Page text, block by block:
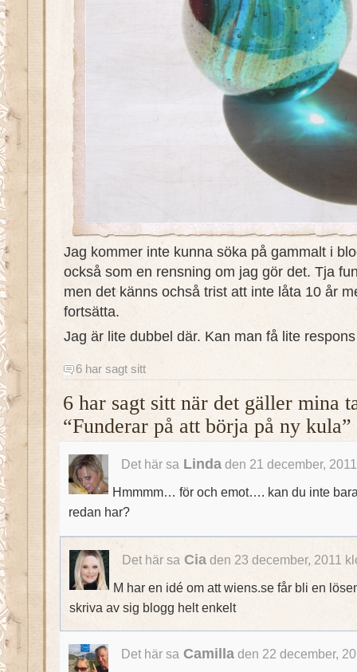
Jag kommer inte kunna söka på gammalt i
också som en rensning om jag gör det. Tja
men det känns ochså trist att inte låta 10 år
fortsätta.
Jag är lite dubbel där. Kan man få lite
6 har sagt sitt
6 har sagt sitt när det gäller mina
“Funderar på att börja på ny kula”
Det här sa Lindaden 21 december,
Hmmmm… för och emot…. kan du inte
redan har?
Det här sa Cia den 23 december, 2011
M har en idé om att wiens.se får bli en
skriva av sig blogg helt enkelt
Det här sa Camilladen 22 december,